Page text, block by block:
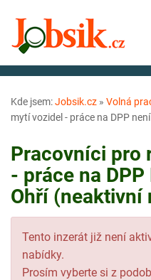
Kde jsem:Jobsik.cz » Volná
mytí vozidel - práce na DPP
Pracovníci pro
- práce na
Ohří (neaktivní
Tento inzerát již není
nabídky.
Prosím vyberte si z